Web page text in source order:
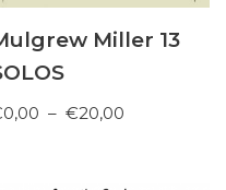
Miller 13
0,00 – €20,00